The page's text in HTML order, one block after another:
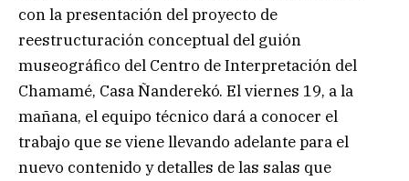
con la presentación del proyecto de
reestructuración conceptual del guión
museográfico del Centro de Interpretación del
Chamamé, Casa Ñanderekó. El viernes 19, a la
mañana, el equipo técnico dará a conocer el
trabajo que se viene llevando adelante para el
nuevo contenido y detalles de las salas que